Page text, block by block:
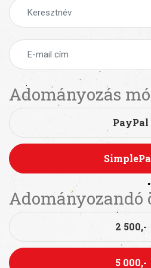
Adományozás
PayPal
Adományozandó
2 500,-
5 000,-